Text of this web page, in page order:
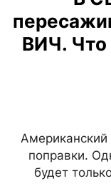
ВИЧ. Что
поправки.
будет